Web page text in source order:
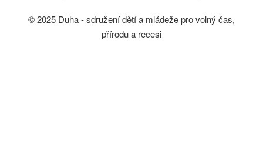
© 2025 Duha - sdružení dětí a mládeže pro volný čas,
přírodu a recesi